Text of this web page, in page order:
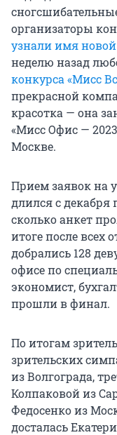
организаторы
узнали имя новой
неделю назад
конкурса «Мисс
прекрасной
красотка — она
«Мисс Офис —
Москве.
Прием заявок на
длился с декабря
сколько анкет
итоге после всех
добрались 128
офисе по
экономист,
прошли в финал.
По итогам
зрительских
из Волгограда,
Колпаковой из
Федосенко из
досталась